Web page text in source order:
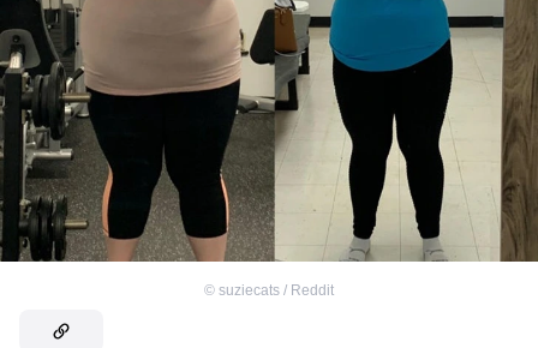
© suziecats / Reddit